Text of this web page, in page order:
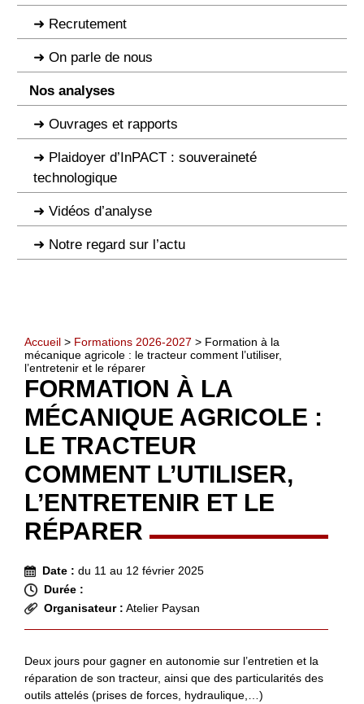
Recrutement
On parle de nous
Nos analyses
Ouvrages et rapports
Plaidoyer d’InPACT : souveraineté
technologique
Vidéos d’analyse
Notre regard sur l’actu
Accueil > Formations 2026-2027 > Formation à la
mécanique agricole : le tracteur comment l’utiliser,
l’entretenir et le réparer
FORMATION À LA
MÉCANIQUE AGRICOLE :
LE TRACTEUR
COMMENT L’UTILISER,
L’ENTRETENIR ET LE
RÉPARER
Date : du 11 au 12 février 2025
Durée :
Organisateur : Atelier Paysan
Deux jours pour gagner en autonomie sur l’entretien et la
réparation de son tracteur, ainsi que des particularités des
outils attelés (prises de forces, hydraulique,…)